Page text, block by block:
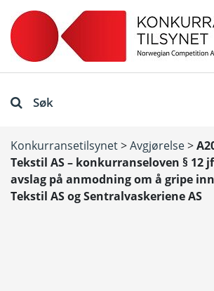
Søk
Konkurransetilsynet>Avgjørelse>
Tekstil AS – konkurranseloven § 12
avslag på anmodning om å gripe
Tekstil AS og Sentralvaskeriene AS